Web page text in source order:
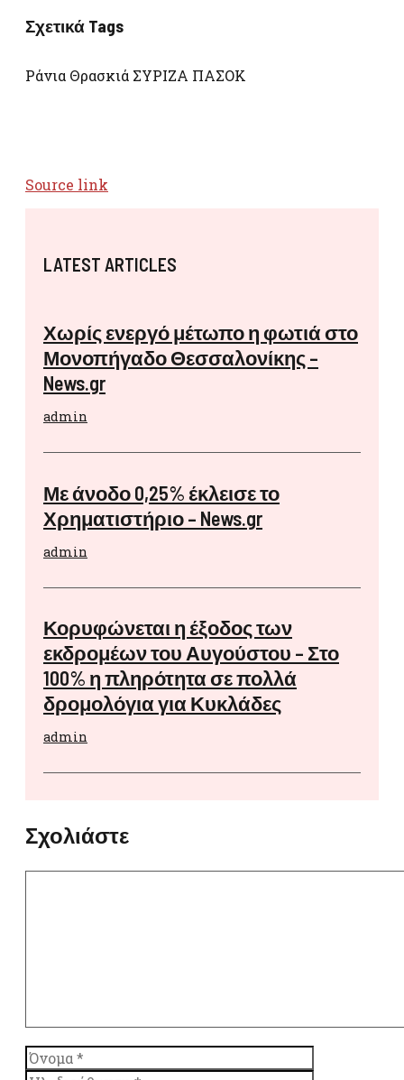
Σχετικά Tags
Ράνια Θρασκιά ΣΥΡΙΖΑ ΠΑΣΟΚ
Source link
LATEST ARTICLES
Χωρίς ενεργό μέτωπο η φωτιά στο
Μονοπήγαδο Θεσσαλονίκης –
News.gr
admin
Με άνοδο 0,25% έκλεισε το
Χρηματιστήριο – News.gr
admin
Κορυφώνεται η έξοδος των
εκδρομέων του Αυγούστου – Στο
100% η πληρότητα σε πολλά
δρομολόγια για Κυκλάδες
admin
Σχολιάστε
Όνομα
διεύθυνση